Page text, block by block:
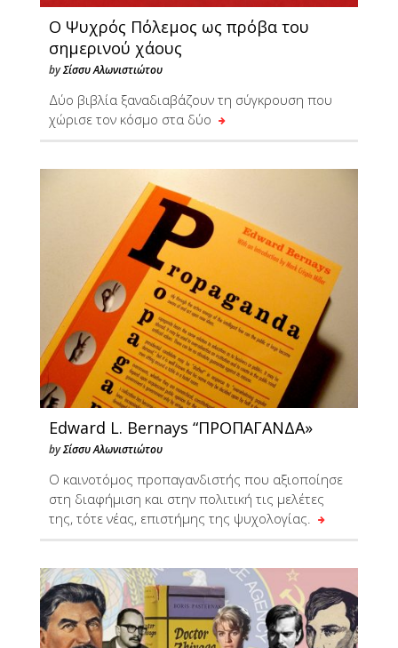
Ο Ψυχρός Πόλεμος ως πρόβα του
σημερινού χάους
byΣίσσυ Αλωνιστιώτου
Δύο βιβλία ξαναδιαβάζουν τη σύγκρουση που
χώρισε τον κόσμο στα δύο
Edward L. Bernays “ΠΡΟΠΑΓΑΝΔΑ»
byΣίσσυ Αλωνιστιώτου
Ο καινοτόμος προπαγανδιστής που αξιοποίησε
στη διαφήμιση και στην πολιτική τις μελέτες
της, τότε νέας, επιστήμης της ψυχολογίας.